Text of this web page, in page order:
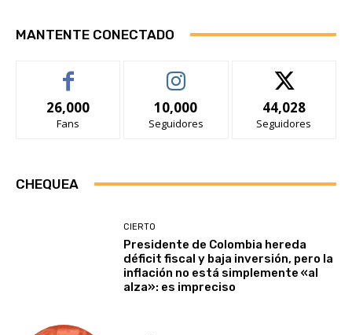
MANTENTE CONECTADO
26,000
Fans
10,000
Seguidores
44,028
Seguidores
CHEQUEA
CIERTO
Presidente de Colombia hereda
déficit fiscal y baja inversión, pero la
inflación no está simplemente «al
alza»: es impreciso